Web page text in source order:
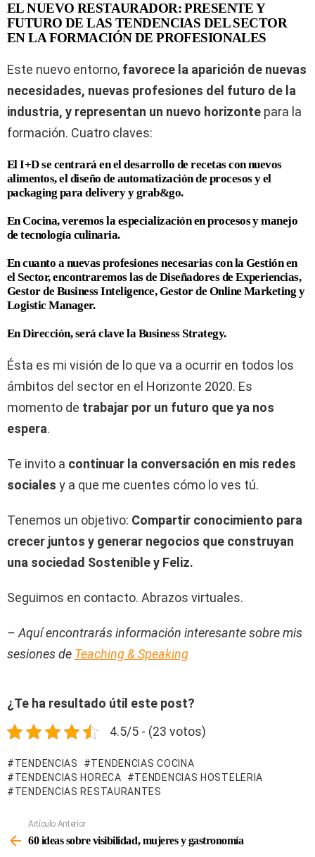
EL NUEVO RESTAURADOR: PRESENTE Y
FUTURO DE LAS TENDENCIAS DEL SECTOR
EN LA FORMACIÓN DE PROFESIONALES
Este nuevo entorno, favorece la aparición de nuevas
necesidades, nuevas profesiones del futuro de la
industria, y representan un nuevo horizonte para la
formación. Cuatro claves:
El I+D se centrará en el desarrollo de recetas con nuevos
alimentos, el diseño de automatización de procesos y el
packaging para delivery y grab&go.
En Cocina, veremos la especialización en procesos y manejo
de tecnología culinaria.
En cuanto a nuevas profesiones necesarias con la Gestión en
el Sector, encontraremos las de Diseñadores de Experiencias,
Gestor de Business Inteligence, Gestor de Online Marketing y
Logistic Manager.
En Dirección, será clave la Business Strategy.
Ésta es mi visión de lo que va a ocurrir en todos los
ámbitos del sector en el Horizonte 2020. Es
momento de trabajar por un futuro que ya nos
espera.
Te invito a continuar la conversación en mis redes
sociales y a que me cuentes cómo lo ves tú.
Tenemos un objetivo: Compartir conocimiento para
crecer juntos y generar negocios que construyan
una sociedad Sostenible y Feliz.
Seguimos en contacto. Abrazos virtuales.
– Aquí encontrarás información interesante sobre mis
sesiones de Teaching & Speaking
¿Te ha resultado útil este post?
4.5/5 - (23 votos)
TENDENCIAS
TENDENCIAS COCINA
TENDENCIAS HORECA
TENDENCIAS HOSTELERIA
TENDENCIAS RESTAURANTES
Más
Artículo Anterior
60 ideas sobre visibilidad, mujeres y gastronomía